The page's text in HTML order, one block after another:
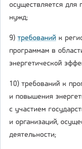
осуществляется для
нужд;
9) требований к
программам в
энергетической
10) требований к
и повышения
с участием
и организаций,
деятельности;